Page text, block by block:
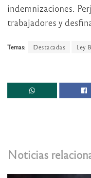
indemnizaciones.
trabajadores y
Temas: Destacadas Ley
Noticias